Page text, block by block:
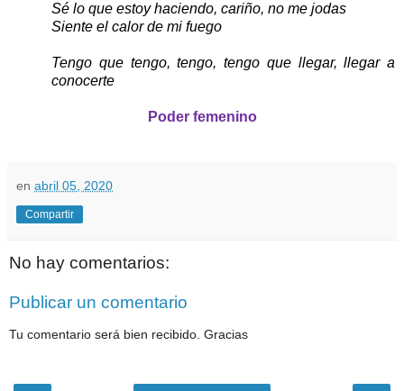
Sé lo que estoy haciendo, cariño, no me jodas
Siente el calor de mi fuego
Tengo que tengo, tengo, tengo que llegar, llegar a
conocerte
Poder femenino
en abril 05, 2020
Compartir
No hay comentarios:
Publicar un comentario
Tu comentario será bien recibido. Gracias